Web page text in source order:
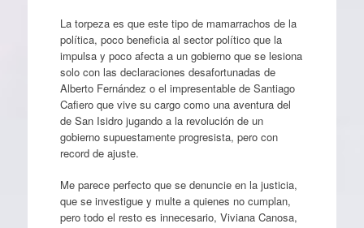
La torpeza es que este tipo de mamarrachos de la
política, poco beneficia al sector político que la
impulsa y poco afecta a un gobierno que se lesiona
solo con las declaraciones desafortunadas de
Alberto Fernández o el impresentable de Santiago
Cafiero que vive su cargo como una aventura del
de San Isidro jugando a la revolución de un
gobierno supuestamente progresista, pero con
record de ajuste.
Me parece perfecto que se denuncie en la justicia,
que se investigue y multe a quienes no cumplan,
pero todo el resto es innecesario, Viviana Canosa,